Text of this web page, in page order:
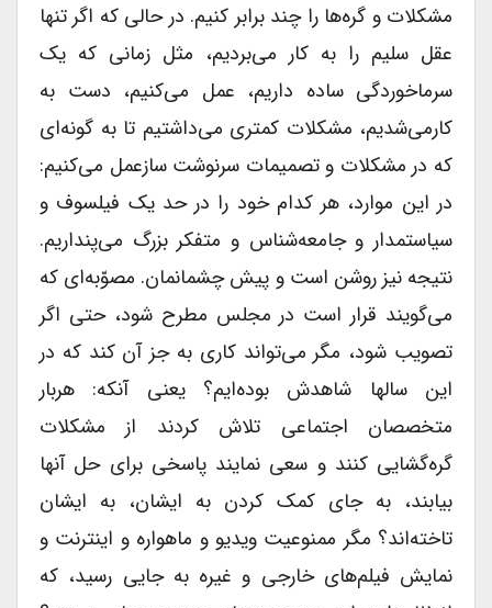
مشکلات و گره‌ها را چند برابر کنیم. در حالی که اگر تنها
عقل سلیم را به کار می‌بردیم، مثل زمانی که یک
سرما‌خوردگی ساده داریم، عمل می‌کنیم، دست به
کارمی‌شدیم، مشکلات کمتری می‌داشتیم تا به گونه‌ای
که در مشکلات و تصمیمات سرنوشت ساز‌عمل می‌کنیم:
در این موارد، هر کدام خود را در حد یک فیلسوف و
سیاستمدار و جامعه‌شناس و متفکر بزرگ می‌پنداریم.
نتیجه نیز روشن است و پیش چشمانمان. مصوّبه‌ای که
می‌گویند قرار است در مجلس مطرح شود، حتی اگر
تصویب شود، مگر می‌تواند کاری به جز آن کند که در
این سالها شاهدش بوده‌ایم؟ یعنی آنکه: هربار
متخصصان اجتماعی تلاش کردند از مشکلات
گره‌گشایی کنند و سعی‌ نمایند پاسخی برای حل آنها
بیابند، به جای کمک کردن به ایشان، به ایشان
تاخته‌اند؟ مگر ممنوعیت ویدیو و ماهواره و اینترنت و
نمایش فیلم‌های خارجی و غیره به جایی رسید، که